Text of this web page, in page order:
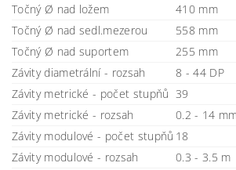
Točný Ø nad ložem
410 mm
Točný Ø nad sedl.mezerou
558 mm
Točný Ø nad suportem
255 mm
Závity diametrální - rozsah
8 - 44 DP
Závity metrické - počet stupňů 39
Závity metrické - rozsah
0.2 - 14
Závity modulové - počet stupňů 18
Závity modulové - rozsah
0.3 - 3.5 m